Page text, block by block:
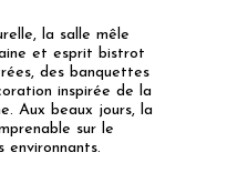
la salle mêle
et esprit bistrot
des banquettes
inspirée de la
Aux beaux jours, la
sur le
environnants.